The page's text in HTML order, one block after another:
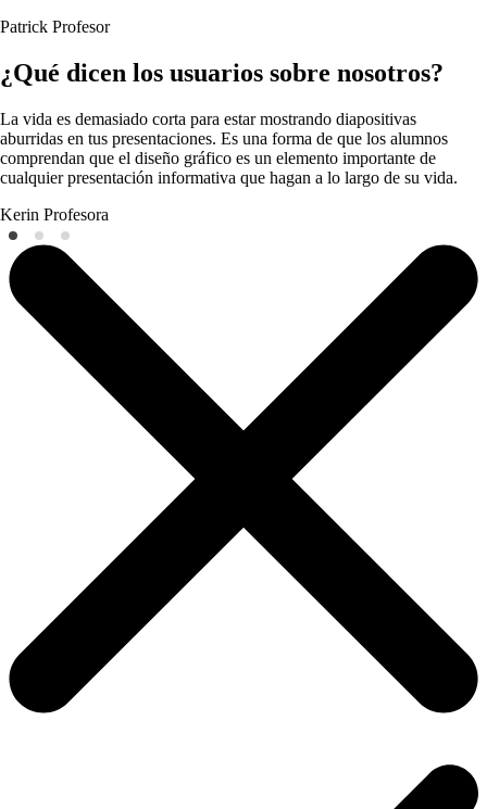
Patrick Profesor
¿Qué dicen los usuarios sobre nosotros?
La vida es demasiado corta para estar mostrando diapositivas
aburridas en tus presentaciones. Es una forma de que los alumnos
comprendan que el diseño gráfico es un elemento importante de
cualquier presentación informativa que hagan a lo largo de su vida.
Kerin Profesora